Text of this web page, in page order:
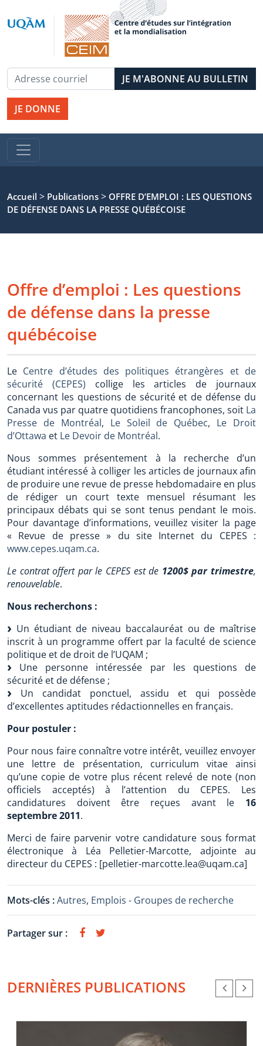
JE DONNE
Accueil > Publications > OFFRE D’EMPLOI : LES QUESTIONS
DE DÉFENSE DANS LA PRESSE QUÉBÉCOISE
Offre d’emploi : Les questions
de défense dans la presse
québécoise
Le Centre d’études des politiques étrangères et de
sécurité (CEPES) collige les articles de journaux
concernant les questions de sécurité et de défense du
Canada vus par quatre quotidiens francophones, soit La
Presse de Montréal, Le Soleil de Québec, Le Droit
d’Ottawa et Le Devoir de Montréal.
Nous sommes présentement à la recherche d’un
étudiant intéressé à colliger les articles de journaux afin
de produire une revue de presse hebdomadaire en plus
de rédiger un court texte mensuel résumant les
principaux débats qui se sont tenus pendant le mois.
Pour davantage d’informations, veuillez visiter la page
« Revue de presse » du site Internet du CEPES :
www.cepes.uqam.ca.
Le contrat offert par le CEPES est de 1200$ par trimestre,
renouvelable.
Nous recherchons :
Un étudiant de niveau baccalauréat ou de maîtrise
inscrit à un programme offert par la faculté de science
politique et de droit de l’UQAM ;
Une personne intéressée par les questions de
sécurité et de défense ;
Un candidat ponctuel, assidu et qui possède
d’excellentes aptitudes rédactionnelles en français.
Pour postuler :
Pour nous faire connaître votre intérêt, veuillez envoyer
une lettre de présentation, curriculum vitae ainsi
qu’une copie de votre plus récent relevé de note (non
officiels acceptés) à l’attention du CEPES. Les
candidatures doivent être reçues avant le 16
septembre 2011.
Merci de faire parvenir votre candidature sous format
électronique à Léa Pelletier-Marcotte, adjointe au
directeur du CEPES : [pelletier-marcotte.lea@uqam.ca]
Mots-clés :Autres, Emplois - Groupes de recherche
Partager sur :
DERNIÈRES PUBLICATIONS